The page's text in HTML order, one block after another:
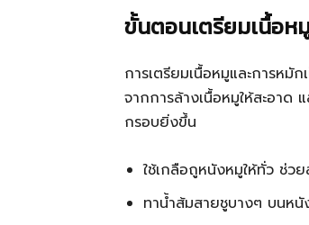
ขั้นตอนเตรียมเนื้อห
การเตรียมเนื้อหมูและการห
จากการล้างเนื้อหมูให้สะอาด
กรอบยิ่งขึ้น
ใช้เกลือถูหนังหมูให้ทั่ว ช่ว
ทาน้ำส้มสายชูบางๆ บนหนั